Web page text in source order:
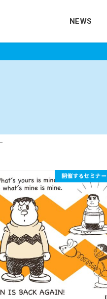
NEWS
開催するセミナー